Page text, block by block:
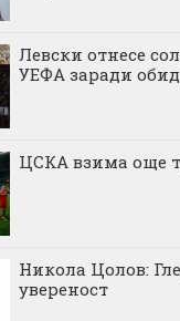
Левски отнесе
УЕФА заради
ЦСКА взима още
Никола Цолов:
увереност